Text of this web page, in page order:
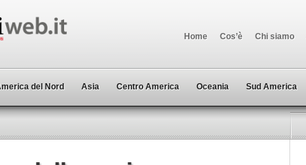
Home Cos’è Chi siamo
del Nord Asia Centro America Oceania Sud America